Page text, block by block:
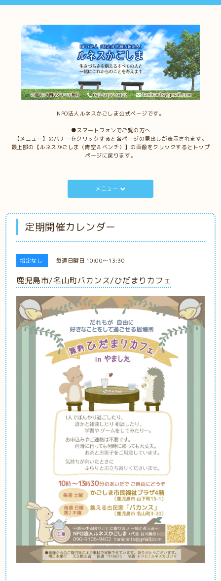
NPO法人ルネスかごしま公式ページです。
●スマートフォンでご覧の方へ
【メニュー】のバナーをクリックすると各ページの見出しが表示されます。
最上部の【ルネスかごしま（青空＆ベンチ）】の画像をクリックするとトップ
ページに戻ります。
メニュー
定期開催カレンダー
指定なし 毎週日曜日 10:00～13:30
鹿児島市/名山町バカンス/ひだまりカフェ